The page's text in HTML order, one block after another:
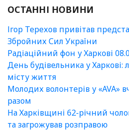
ОСТАННІ НОВИНИ
Ігор Терехов привітав
Збройних Сил України
Радіаційний фон у Харкові
День будівельника у Харкові:
місту життя
Молодих волонтерів у «AVA»
разом
На Харківщині 62-річний
та загрожував розправою